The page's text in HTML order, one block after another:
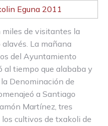
de visitantes la
La mañana
del Ayuntamiento
al tiempo que alababa y
Denominación de
a Santiago
Martínez, tres
cultivos de txakoli de